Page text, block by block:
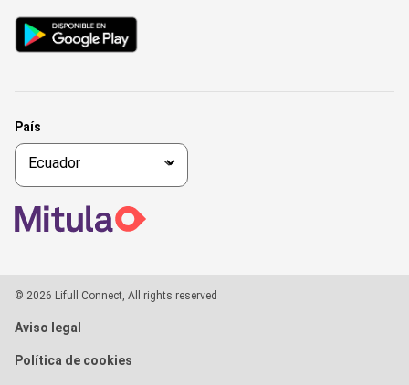
País
© 2026 Lifull Connect, All rights reserved
Aviso legal
Política de cookies